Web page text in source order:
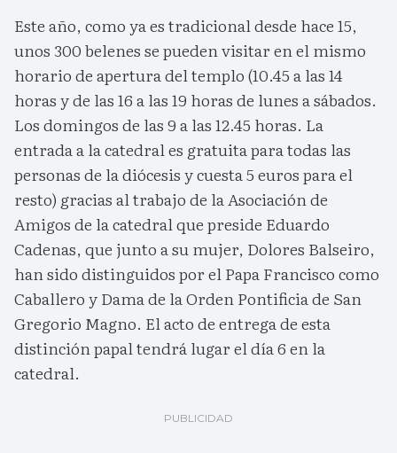
Este año, como ya es tradicional desde hace 15,
unos 300 belenes se pueden visitar en el mismo
horario de apertura del templo (10.45 a las 14
horas y de las 16 a las 19 horas de lunes a sábados.
Los domingos de las 9 a las 12.45 horas. La
entrada a la catedral es gratuita para todas las
personas de la diócesis y cuesta 5 euros para el
resto) gracias al trabajo de la Asociación de
Amigos de la catedral que preside Eduardo
Cadenas, que junto a su mujer, Dolores Balseiro,
han sido distinguidos por el Papa Francisco como
Caballero y Dama de la Orden Pontificia de San
Gregorio Magno. El acto de entrega de esta
distinción papal tendrá lugar el día 6 en la
catedral.